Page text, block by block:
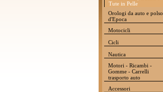
Tute in Pelle
Orologi da auto e polso
d'Epoca
Motocicli
Cicli
Nautica
Motori - Ricambi -
Gomme - Carrelli
trasporto auto
Accessori